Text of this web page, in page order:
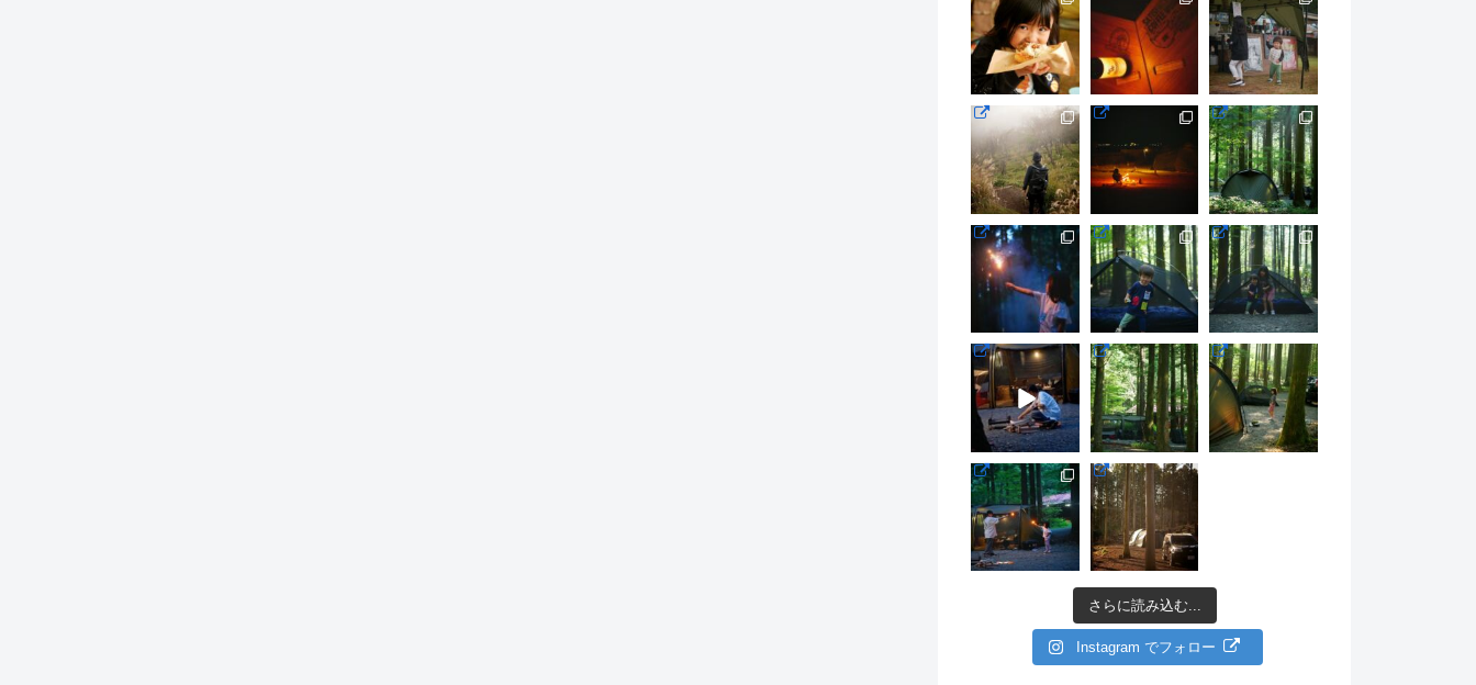
さらに読み込む...
Instagram でフォロー